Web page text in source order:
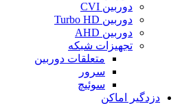
دوربین CVI
دوربین Turbo HD
دوربین AHD
تجهیزات شبکه
متعلقات دوربین
سرور
سوئیچ
دزدگیر اماکن